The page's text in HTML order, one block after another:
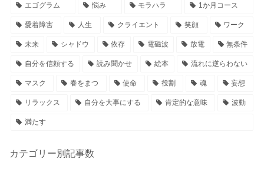
エゴグラム 悩み モラハラ 1か月コース
愛着障害 人生 クライエント 笑顔 ワーク
未来 シャドウ 依存 電磁波 放電 無条件
自分を信頼する 読み聞かせ 絵本 流れに逆らわない
マスク 春をまつ 使命 役割 魂 妄想
リラックス 自分を大事にする 肯定的な意味 波動
満たす
カテゴリー別記事数